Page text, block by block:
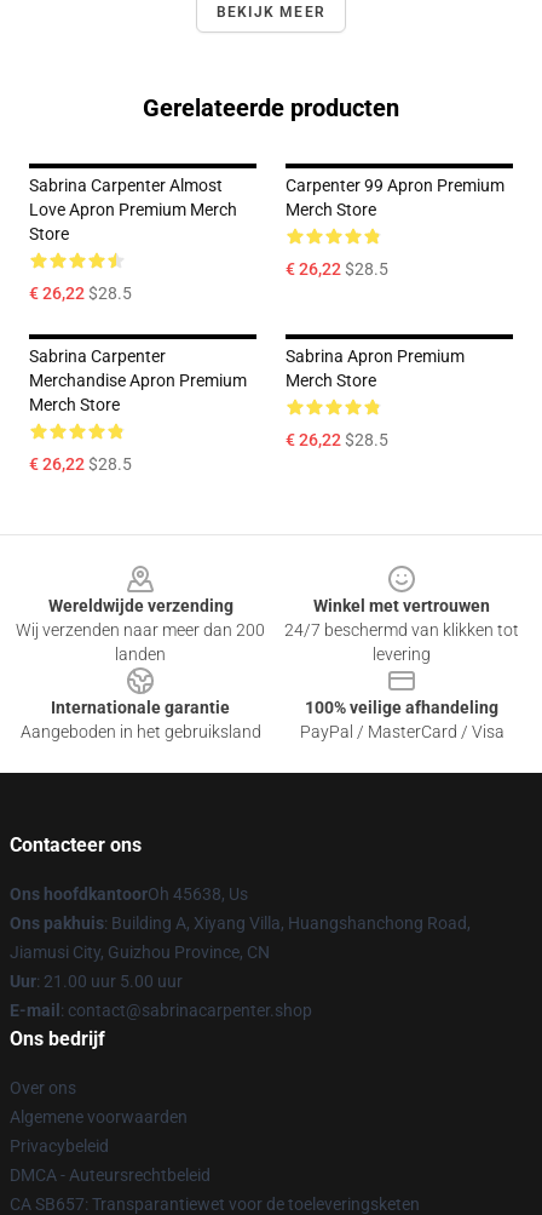
BEKIJK MEER
Gerelateerde producten
Sabrina Carpenter Almost
Love Apron Premium Merch
Store
€ 26,22$28.5
Carpenter 99 Apron Premium
Merch Store
€ 26,22$28.5
Sabrina Carpenter
Merchandise Apron Premium
Merch Store
€ 26,22$28.5
Sabrina Apron Premium
Merch Store
€ 26,22$28.5
Wereldwijde verzending
Wij verzenden naar meer dan 200
landen
Winkel met vertrouwen
24/7 beschermd van klikken tot
levering
Internationale garantie
Aangeboden in het gebruiksland
100% veilige afhandeling
PayPal / MasterCard / Visa
Contacteer ons
Ons hoofdkantoorOh 45638, Us
Ons pakhuis: Building A, Xiyang Villa, Huangshanchong Road,
Jiamusi City, Guizhou Province, CN
Uur: 21.00 uur 5.00 uur
E-mail : contact@sabrinacarpenter.shop
Ons bedrijf
Over ons
Algemene voorwaarden
Privacybeleid
DMCA - Auteursrechtbeleid
CA SB657: Transparantiewet voor de toeleveringsketen